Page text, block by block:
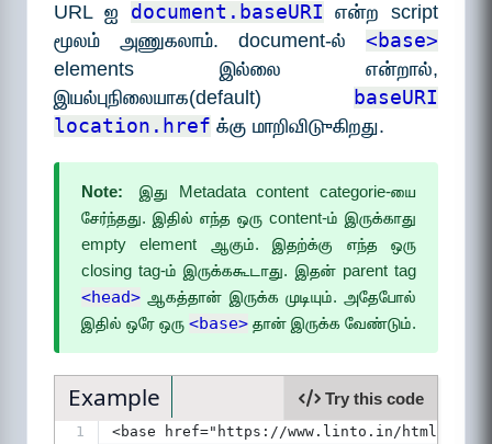
URL ஐ document.baseURI என்ற script
மூலம் அணுகலாம். document-ல் <base>
elements இல்லை என்றால்,
இயல்புநிலையாக(default)
baseURI
location.href க்கு மாறிவிடுுகிறது.
Note:
இது Metadata content categorie-யை
சேர்ந்தது. இதில் எந்த ஒரு content-ம் இருக்காது
empty element ஆகும். இதற்க்கு எந்த ஒரு
closing tag-ம் இருக்ககூடாது. இதன் parent tag
<head> ஆகத்தான் இருக்க முடியும். அதேபோல்
இதில் ஒரே ஒரு <base> தான் இருக்க வேண்டும்.
Example Try this code
1
<base href="https://www.linto.in/html">